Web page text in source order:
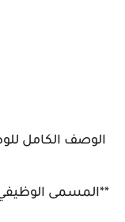
الوصف الكامل
**المسمى